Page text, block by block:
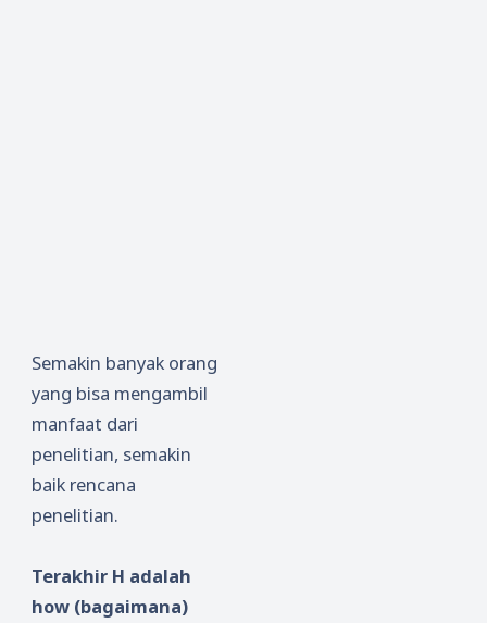
Semakin banyak orang
yang bisa mengambil
manfaat dari
penelitian, semakin
baik rencana
penelitian.
Terakhir H adalah
how (bagaimana)